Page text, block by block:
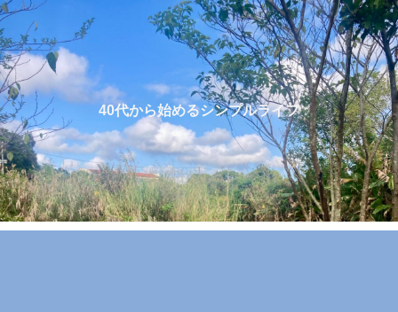
40代から始めるシンプルライフ